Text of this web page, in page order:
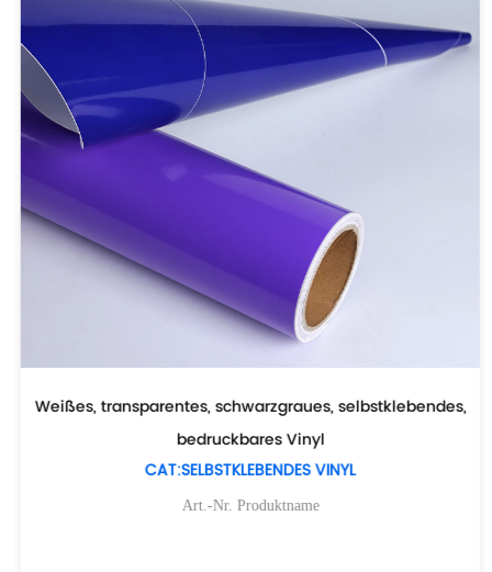
Weißes, transparentes, schwarzgraues, selbstklebendes,
bedruckbares Vinyl
CAT:SELBSTKLEBENDES VINYL
Art.-Nr. Produktname